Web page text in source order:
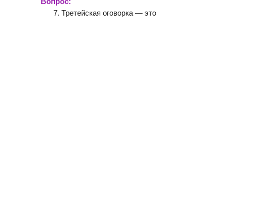
7. Третейская оговорка — это